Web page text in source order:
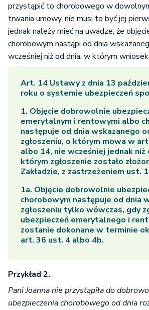
przystąpić to chorobowego w
trwania umowy, nie musi to być jej
jednak należy mieć na uwadze, że
chorobowym nastąpi od dnia
wcześniej niż od dnia, w którym wniosek
Art. 14 Ustawy z dnia 13
roku o systemie ubezpieczeń
1. Objęcie dobrowolnie
emerytalnym i rentowymi albo
następuje od dnia wskazanego
zgłoszeniu, o którym mowa w
albo 14, nie wcześniej jednak niż
którym zgłoszenie zostało
Zakładzie, z zastrzeżeniem ust.
1a. Objęcie dobrowolnie
chorobowym następuje od dnia
zgłoszeniu tylko wówczas, gdy
ubezpieczeń emerytalnego i
zostanie dokonane w terminie
art. 36 ust. 4 albo 4b.
Przykład 2.
Pani Joanna nie przystąpiła do
ubezpieczenia chorobowego od dnia